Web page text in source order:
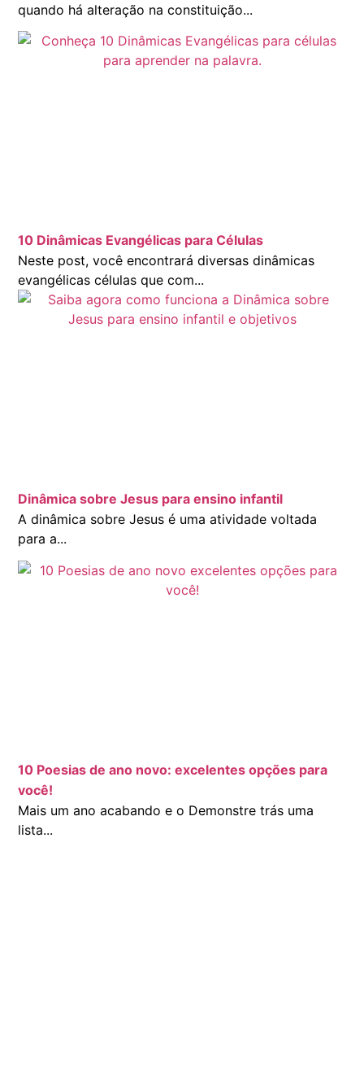
quando há alteração na constituição...
10 Dinâmicas Evangélicas para Células
Neste post, você encontrará diversas dinâmicas
evangélicas células que com...
Dinâmica sobre Jesus para ensino infantil
A dinâmica sobre Jesus é uma atividade voltada
para a...
10 Poesias de ano novo: excelentes opções para
você!
Mais um ano acabando e o Demonstre trás uma
lista...